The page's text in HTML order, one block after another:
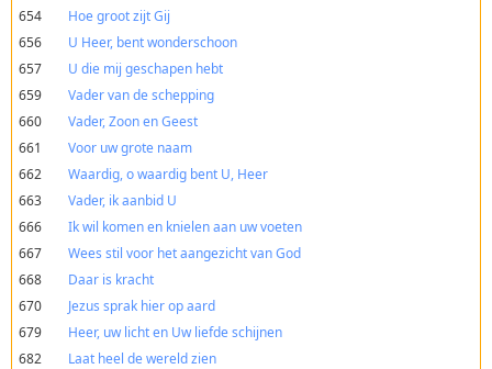
654
Hoe groot zijt Gij
656
U Heer, bent wonderschoon
657
U die mij geschapen hebt
659
Vader van de schepping
660
Vader, Zoon en Geest
661
Voor uw grote naam
662
Waardig, o waardig bent U, Heer
663
Vader, ik aanbid U
666
Ik wil komen en knielen aan uw voeten
667
Wees stil voor het aangezicht van God
668
Daar is kracht
670
Jezus sprak hier op aard
679
Heer, uw licht en Uw liefde schijnen
682
Laat heel de wereld zien